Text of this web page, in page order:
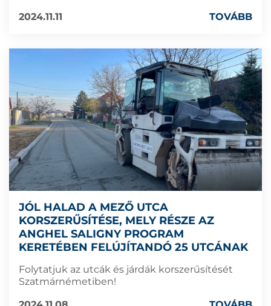
2024.11.11
TOVÁBB
JÓL HALAD A MEZŐ UTCA
KORSZERŰSÍTÉSE, MELY RÉSZE AZ
ANGHEL SALIGNY PROGRAM
KERETÉBEN FELÚJÍTANDÓ 25 UTCÁNAK
Folytatjuk az utcák és járdák korszerűsítését
Szatmárnémetiben!